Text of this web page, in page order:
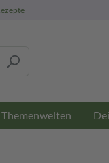
Themenwelten